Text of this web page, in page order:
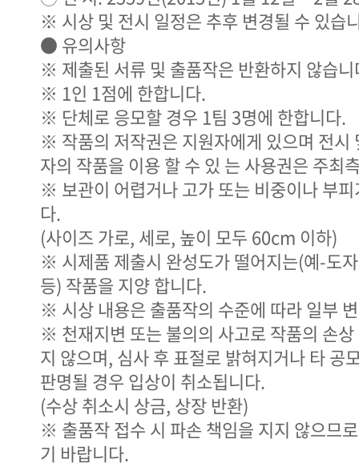
※ 시상 및 전시 일정은 추후 변경될 수 있습
● 유의사항
※ 제출된 서류 및 출품작은 반환하지 않습
※ 1인 1점에 한합니다.
※ 단체로 응모할 경우 1팀 3명에 한합니다.
※ 작품의 저작권은 지원자에게 있으며 전시
자의 작품을 이용 할 수 있 는 사용권은 주최
※ 보관이 어렵거나 고가 또는 비중이나 부
다.
(사이즈 가로, 세로, 높이 모두 60cm 이하)
※ 시제품 제출시 완성도가 떨어지는(예-도
등) 작품을 지양 합니다.
※ 시상 내용은 출품작의 수준에 따라 일부
※ 천재지변 또는 불의의 사고로 작품의 손
지 않으며, 심사 후 표절로 밝혀지거나 타 공
판명될 경우 입상이 취소됩니다.
(수상 취소시 상금, 상장 반환)
※ 출품작 접수 시 파손 책임을 지지 않으므
기 바랍니다.